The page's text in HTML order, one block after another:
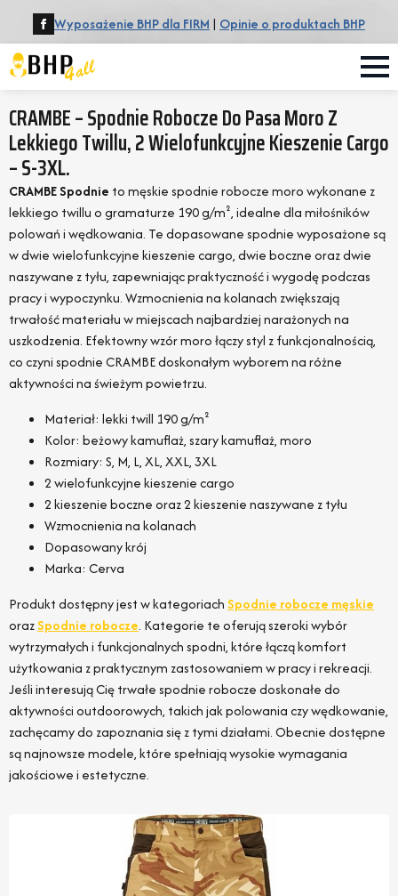
Wyposażenie BHP dla FIRM | Opinie o produktach BHP
CRAMBE – Spodnie Robocze Do Pasa Moro Z
Lekkiego Twillu, 2 Wielofunkcyjne Kieszenie Cargo
– S-3XL.
CRAMBE Spodnie to męskie spodnie robocze moro wykonane z
lekkiego twillu o gramaturze 190 g/m², idealne dla miłośników
polowań i wędkowania. Te dopasowane spodnie wyposażone są
w dwie wielofunkcyjne kieszenie cargo, dwie boczne oraz dwie
naszywane z tyłu, zapewniając praktyczność i wygodę podczas
pracy i wypoczynku. Wzmocnienia na kolanach zwiększają
trwałość materiału w miejscach najbardziej narażonych na
uszkodzenia. Efektowny wzór moro łączy styl z funkcjonalnością,
co czyni spodnie CRAMBE doskonałym wyborem na różne
aktywności na świeżym powietrzu.
Materiał: lekki twill 190 g/m²
Kolor: beżowy kamuflaż, szary kamuflaż, moro
Rozmiary: S, M, L, XL, XXL, 3XL
2 wielofunkcyjne kieszenie cargo
2 kieszenie boczne oraz 2 kieszenie naszywane z tyłu
Wzmocnienia na kolanach
Dopasowany krój
Marka: Cerva
Produkt dostępny jest w kategoriach Spodnie robocze męskie
orazSpodnie robocze. Kategorie te oferują szeroki wybór
wytrzymałych i funkcjonalnych spodni, które łączą komfort
użytkowania z praktycznym zastosowaniem w pracy i rekreacji.
Jeśli interesują Cię trwałe spodnie robocze doskonałe do
aktywności outdoorowych, takich jak polowania czy wędkowanie,
zachęcamy do zapoznania się z tymi działami. Obecnie dostępne
są najnowsze modele, które spełniają wysokie wymagania
jakościowe i estetyczne.